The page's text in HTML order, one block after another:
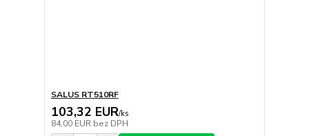
SALUS RT510RF
103,32 EUR/ks
84,00 EUR bez DPH